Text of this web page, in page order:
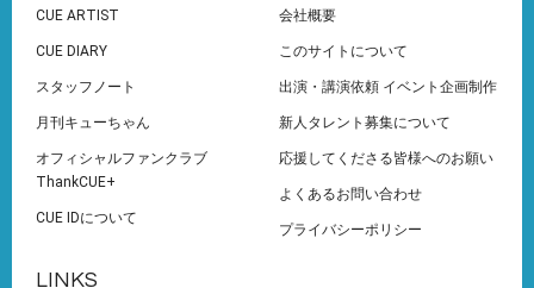
CUE ARTIST
CUE DIARY
スタッフノート
月刊キューちゃん
オフィシャルファンクラブ
ThankCUE+
CUE IDについて
会社概要
このサイトについて
出演・講演依頼 イベント企画制作
新人タレント募集について
応援してくださる皆様へのお願い
よくあるお問い合わせ
プライバシーポリシー
LINKS